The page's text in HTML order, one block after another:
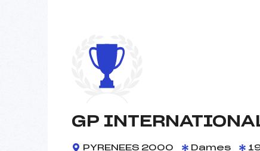
GP
PYRENEES 2000 Dames